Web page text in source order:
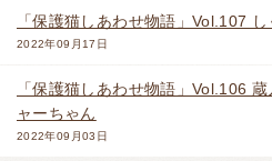
「保護猫しあわせ物語」Vol.107
2022年09月17日
「保護猫しあわせ物語」Vol.106
ャーちゃん
2022年09月03日